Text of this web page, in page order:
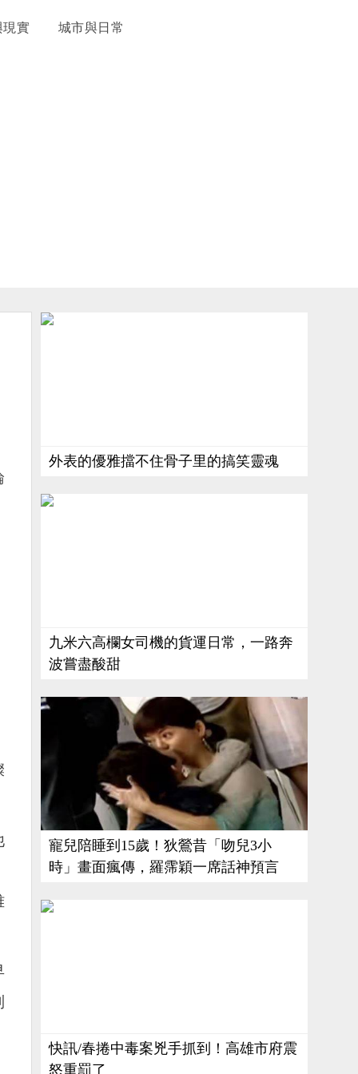
現實 城市與日常
外表的優雅擋不住骨子里的搞笑靈魂
九米六高欄女司機的貨運日常，一路奔
波嘗盡酸甜
寵兒陪睡到15歲！狄鶯昔「吻兒3小
時」畫面瘋傳，羅霈穎一席話神預言
快訊/春捲中毒案兇手抓到！高雄市府震
怒重罰了